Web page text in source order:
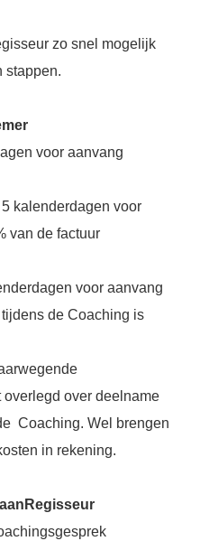
zo snel mogelijk
stappen.
voor aanvang
kalenderdagen voor
van de factuur
voor aanvang
de Coaching is
over deelname
Coaching. Wel brengen
in rekening.